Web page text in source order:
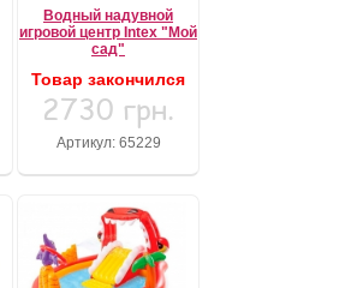
Водный надувной
игровой центр Intex "Мой
сад"
Товар закончился
2730 грн.
Артикул: 65229